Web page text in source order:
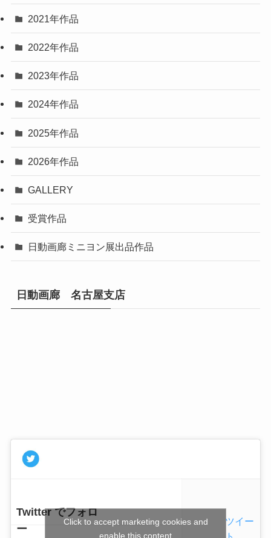
2021年作品
2022年作品
2023年作品
2024年作品
2025年作品
2026年作品
GALLERY
受賞作品
日動画廊ミニヨン展出品作品
日動画廊 名古屋支店
Twitter でフォロ
ー
ツイー
Click to accept marketing cookies and
enable this content